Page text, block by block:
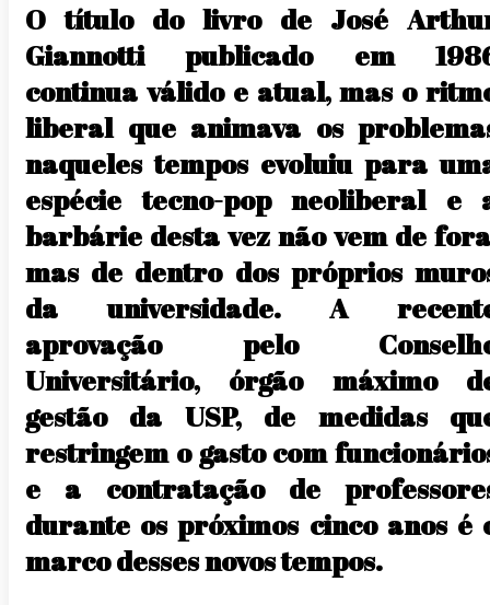
O título do livro de José
Giannotti publicado em
continua válido e atual, mas o
liberal que animava os
naqueles tempos evoluiu para
espécie tecno-pop neoliberal e
barbárie desta vez não vem de
mas de dentro dos próprios
da universidade. A
aprovação pelo
Universitário, órgão máximo
gestão da USP, de medidas
restringem o gasto com
e a contratação de
durante os próximos cinco anos é
marco desses novos tempos.